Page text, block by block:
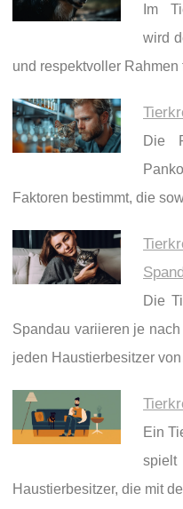
Im
wird
und respektvoller
Die
Faktoren bestimmt, die
Die
Spandau variieren je
jeden Haustierbesitzer
Ein
Haustierbesitzer, die mit